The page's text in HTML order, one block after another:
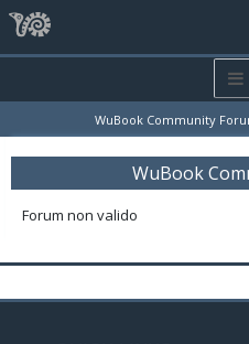
WuBook Community
WuBook
Forum non valido